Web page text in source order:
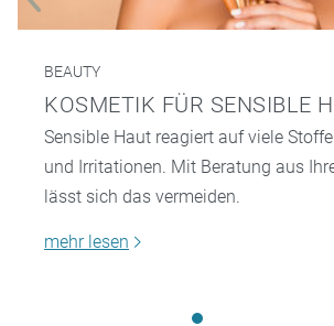
BEAUTY
KOSMETIK FÜR SENSIBLE
Sensible Haut reagiert auf viele
und Irritationen. Mit Beratung aus
lässt sich das vermeiden.
mehr lesen